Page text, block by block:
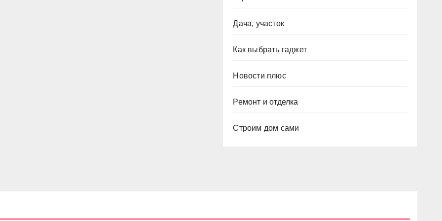
Дача, участок
Как выбрать гаджет
Новости плюс
Ремонт и отделка
Строим дом сами